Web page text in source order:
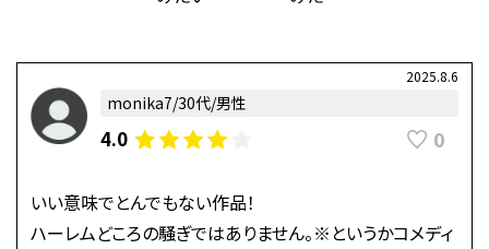
2025.8.6
monika7/30代/男性
4.0 0
いい意味でとんでもない作品！
ハーレムどころの騒ぎではありません。※というかコメディ